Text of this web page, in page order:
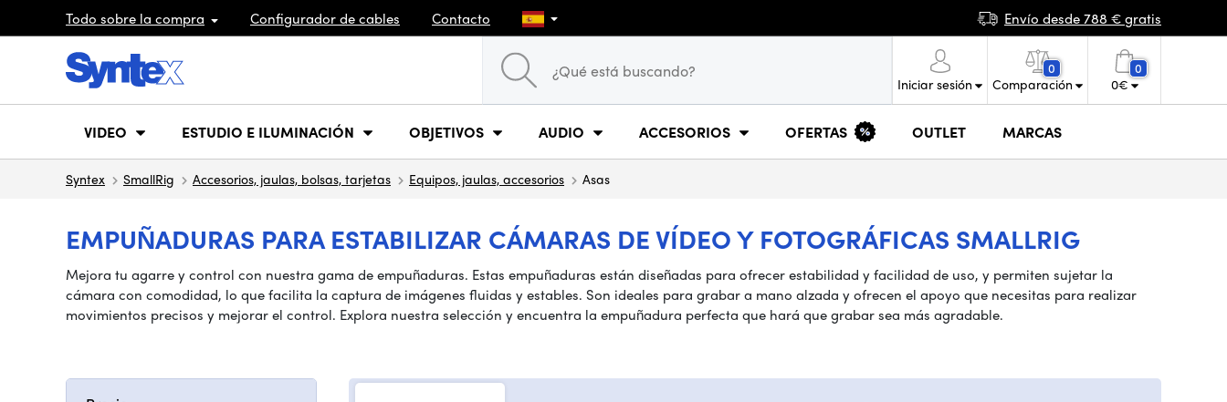
Todo sobre la compra Configurador de cables Contacto Envío desde 788 € gratis
Iniciar sesión
0
Comparación
0
0€
VIDEO ESTUDIO E ILUMINACIÓN OBJETIVOS AUDIO ACCESORIOS OFERTAS OUTLET MARCAS
Syntex SmallRig Accesorios, jaulas, bolsas, tarjetas Equipos, jaulas, accesorios Asas
EMPUÑADURAS PARA ESTABILIZAR CÁMARAS DE VÍDEO Y FOTOGRÁFICAS SMALLRIG
Mejora tu agarre y control con nuestra gama de empuñaduras. Estas empuñaduras están diseñadas para ofrecer estabilidad y facilidad de uso, y permiten sujetar la
cámara con comodidad, lo que facilita la captura de imágenes fluidas y estables. Son ideales para grabar a mano alzada y ofrecen el apoyo que necesitas para realizar
movimientos precisos y mejorar el control. Explora nuestra selección y encuentra la empuñadura perfecta que hará que grabar sea más agradable.